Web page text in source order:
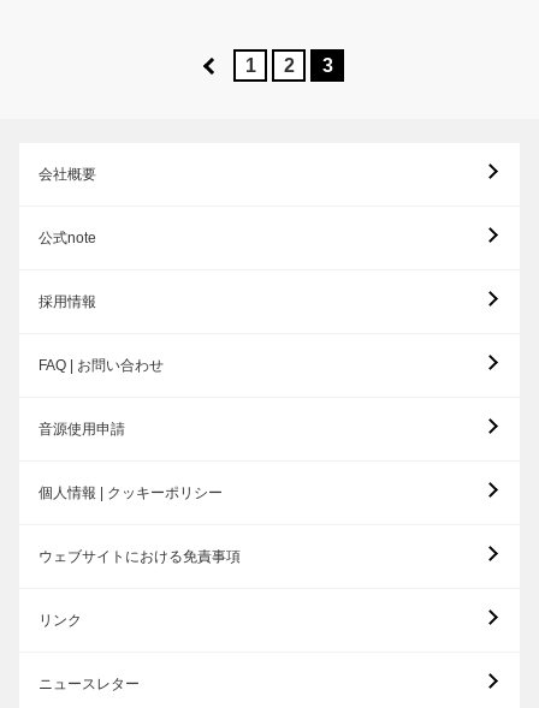
1 2 3
会社概要
公式note
採用情報
FAQ | お問い合わせ
音源使用申請
個人情報 | クッキーポリシー
ウェブサイトにおける免責事項
リンク
ニュースレター